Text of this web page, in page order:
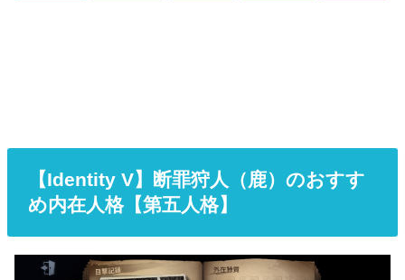
【Identity V】断罪狩人（鹿）のおすす
め内在人格【第五人格】